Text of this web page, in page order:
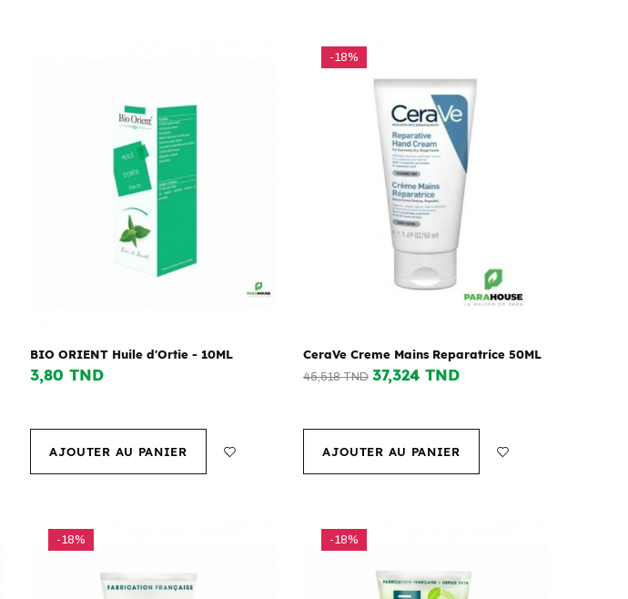
BIO ORIENT Huile d'Ortie - 10ML
3,80 TND
AJOUTER AU PANIER
-18%
CeraVe Creme Mains Reparatrice 50ML
45,518 TND 37,324 TND
AJOUTER AU PANIER
-18% -18%